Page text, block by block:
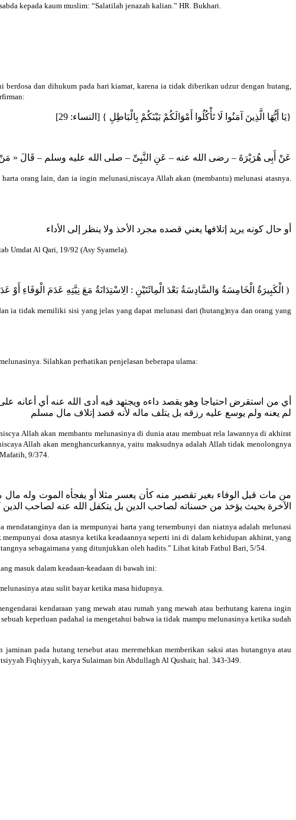
kepada kaum muslim: “Salatilah jenazah kalian.” HR. Bukhari.
dan dihukum pada hari kiamat, karena ia tidak diberikan udzur dengan hutang,
{يَا أَيُّهَا الَّذِينَ آمَنُوا لَا تَأْكُلُوا أَمْوَالَكُمْ بَيْنَكُمْ بِالْبَاطِلِ } [النساء: 29]
عَنْ أَبِى هُرَيْرَةَ – رضى الله عنه – عَنِ النَّبِىِّ – صلى الله عليه وسلم – قَالَ « مَنْ
orang lain, dan ia ingin melunasi,niscaya Allah akan (membantu) melunasi atasnya.
أو حال كونه يريد إتلافها يعني قصده مجرد الأخذ ولا ينظر إلى الأداء
Umdat Al Qari, 19/92 (Asy Syamela).
( الْكَبِيرَةُ الْخَامِسَةُ وَالسَّادِسَةُ بَعْدَ الْمِائَتَيْنِ : الِاسْتِدَانَةُ مَعَ نِيَّتِهِ عَدَمَ الْوَفَاءِ
ia tidak memiliki sisi yang jelas yang dapat melunasi dari (hutang)nya dan orang yang
Silahkan perhatikan penjelasan beberapa ulama:
أي من استقرض احتياجا وهو يقصد داءه ويجتهد فيه أدى الله عنه أي أعانه
لم يعنه ولم يوسع عليه رزقه بل يتلف ماله لأنه قصد إتلاف مال مسلم
Allah akan membantu melunasinya di dunia atau membuat rela lawannya di akhirat
Allah akan menghancurkannya, yaitu maksudnya adalah Allah tidak menolongnya
9/374.
من مات قبل الوفاء بغير تقصير منه كأن يعسر مثلا أو يفجأه الموت وله
الآخرة بحيث يؤخذ من حسناته لصاحب الدين بل يتكفل الله عنه لصاحب
dan ia mempunyai harta yang tersembunyi dan niatnya adalah melunasi
dosa atasnya ketika keadaannya seperti ini di dalam kehidupan akhirat, yang
sebagaimana yang ditunjukkan oleh hadits.” Lihat kitab Fathul Bari, 5/54.
masuk dalam keadaan-keadaan di bawah ini:
atau sulit bayar ketika masa hidupnya.
kendaraan yang mewah atau rumah yang mewah atau berhutang karena ingin
keperluan padahal ia mengetahui bahwa ia tidak mampu melunasinya ketika sudah
pada hutang tersebut atau meremehkan memberikan saksi atas hutangnya atau
Fiqhiyyah, karya Sulaiman bin Abdullagh Al Qushair, hal. 343-349.